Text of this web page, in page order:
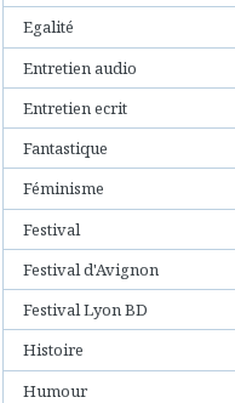
Egalité
Entretien audio
Entretien ecrit
Fantastique
Féminisme
Festival
Festival d'Avignon
Festival Lyon BD
Histoire
Humour